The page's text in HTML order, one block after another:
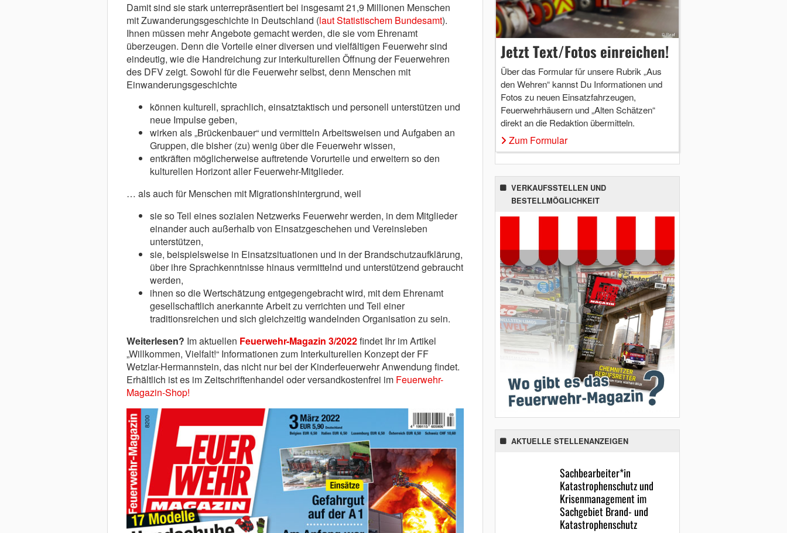
Damit sind sie stark unterrepräsentiert bei insgesamt 21,9 Millionen Menschen
mit Zuwanderungsgeschichte in Deutschland (laut Statistischem Bundesamt).
Ihnen müssen mehr Angebote gemacht werden, die sie vom Ehrenamt
überzeugen. Denn die Vorteile einer diversen und vielfältigen Feuerwehr sind
eindeutig, wie die Handreichung zur interkulturellen Öffnung der Feuerwehren
des DFV zeigt. Sowohl für die Feuerwehr selbst, denn Menschen mit
Einwanderungsgeschichte
können kulturell, sprachlich, einsatztaktisch und personell unterstützen und
neue Impulse geben,
wirken als „Brückenbauer“ und vermitteln Arbeitsweisen und Aufgaben an
Gruppen, die bisher (zu) wenig über die Feuerwehr wissen,
entkräften möglicherweise auftretende Vorurteile und erweitern so den
kulturellen Horizont aller Feuerwehr-Mitglieder.
… als auch für Menschen mit Migrationshintergrund, weil
sie so Teil eines sozialen Netzwerks Feuerwehr werden, in dem Mitglieder
einander auch außerhalb von Einsatzgeschehen und Vereinsleben
unterstützen,
sie, beispielsweise in Einsatzsituationen und in der Brandschutzaufklärung,
über ihre Sprachkenntnisse hinaus vermittelnd und unterstützend gebraucht
werden,
ihnen so die Wertschätzung entgegengebracht wird, mit dem Ehrenamt
gesellschaftlich anerkannte Arbeit zu verrichten und Teil einer
traditionsreichen und sich gleichzeitig wandelnden Organisation zu sein.
Weiterlesen? Im aktuellen Feuerwehr-Magazin 3/2022findet Ihr im Artikel
„Willkommen, Vielfalt!“ Informationen zum Interkulturellen Konzept der FF
Wetzlar-Hermannstein, das nicht nur bei der Kinderfeuerwehr Anwendung findet.
Erhältlich ist es im Zeitschriftenhandel oder versandkostenfrei im Feuerwehr-
Magazin-Shop!
Jetzt Text/Fotos einreichen!
Über das Formular für unsere Rubrik „Aus
den Wehren“ kannst Du Informationen und
Fotos zu neuen Einsatzfahrzeugen,
Feuerwehrhäusern und „Alten Schätzen“
direkt an die Redaktion übermitteln.
Zum Formular
VERKAUFSSTELLEN UND
BESTELLMÖGLICHKEIT
AKTUELLE STELLENANZEIGEN
Sachbearbeiter*in
Katastrophenschutz und
Krisenmanagement im
Sachgebiet Brand- und
Katastrophenschutz